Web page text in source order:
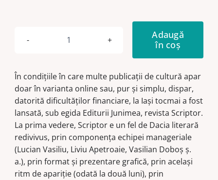
Cantitate
III,
nr.
7-
8
(iulie-
august)
2017
Adaugă
în coș
În condiţiile în care multe publicaţii de cultură apar
doar în varianta online sau, pur şi simplu, dispar,
datorită dificultăţilor financiare, la Iaşi tocmai a fost
lansată, sub egida Editurii Junimea, revista Scriptor.
La prima vedere, Scriptor e un fel de Dacia literară
redivivus, prin componenţa echipei manageriale
(Lucian Vasiliu, Liviu Apetroaie, Vasilian Doboş ş.
a.), prin format şi prezentare grafică, prin acelaşi
ritm de apariţie (odată la două luni), prin